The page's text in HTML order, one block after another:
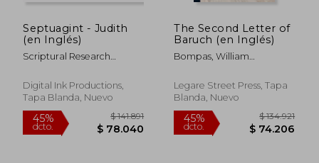
Septuagint - Judith
(en Inglés)
Scriptural Research
Digital Ink Productions,
Tapa Blanda, Nuevo
The Second Letter of
Baruch (en Inglés)
Bompas, William
Legare Street Press, Tapa
Blanda, Nuevo